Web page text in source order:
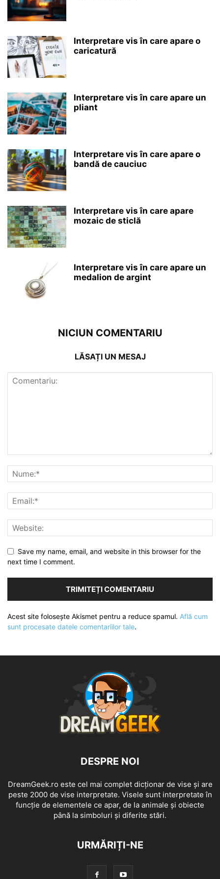
Interpretare vis în care apare o
caricatură
Interpretare vis în care apare un
pliant
Interpretare vis în care apare o
bandă de cauciuc
Interpretare vis în care apare
mozaic de sticlă
Interpretare vis în care apare un
medalion de argint
NICIUN COMENTARIU
LĂSAȚI UN MESAJ
Save my name, email, and website in this browser for the
next time I comment.
Acest site folosește Akismet pentru a reduce spamul. Află cum
sunt procesate datele comentariilor tale.
DESPRE NOI
DreamGeek.ro este cel mai complet dicționar de vise și are
peste 2000 de vise interpretate. Visele sunt interpretate în
funcție de elementele ce apar, de la animale și obiecte
până la simboluri și diferite stări.
URMĂRIȚI-NE